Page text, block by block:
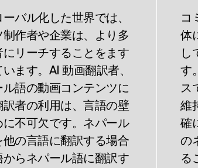
バル化した世界では、
制作者や企業は、より多
にリーチすることをます
ます。AI 動画翻訳者、
語の動画コンテンツに
者の利用は、言語の壁
に不可欠です。ネパール
の言語に翻訳する場合
からネパール語に翻訳す
コ
体
し
す
ス
維
確
の
る